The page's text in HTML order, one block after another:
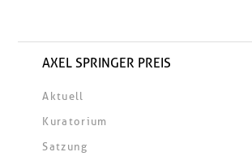
AXEL SPRINGER PREIS
Aktuell
Kuratorium
Satzung